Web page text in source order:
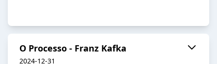
O Processo - Franz Kafka
2024-12-31